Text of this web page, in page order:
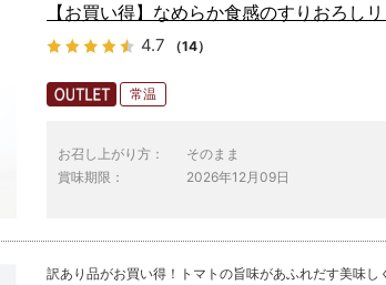
【お買い得】なめらか食感のすりおろし
4.7 （14）
常温
お召し上がり方：
そのまま
賞味期限：
2026年12月09日
訳あり品がお買い得！トマトの旨味があふれだす美味し